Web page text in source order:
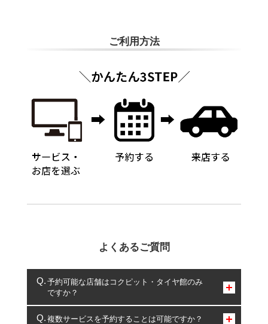
ご利用方法
よくあるご質問
予約可能な店舗はコクピット・タイヤ館のみ
ですか？
コクピット・タイヤ館のみとなります。
複数サービスを予約することは可能ですか？